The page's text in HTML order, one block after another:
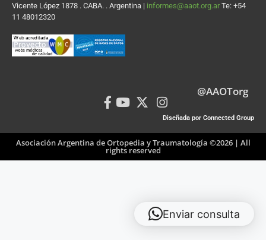
Vicente López 1878 . CABA. . Argentina | informes@aaot.org.ar Te: +54
11 48012320
@AAOTorg
Diseñada por Connected Group
Asociación Argentina de Ortopedia y Traumatología ©2026 | All
rights reserved
Enviar consulta